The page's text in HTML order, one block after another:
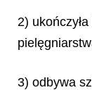
2)
3) odbywa